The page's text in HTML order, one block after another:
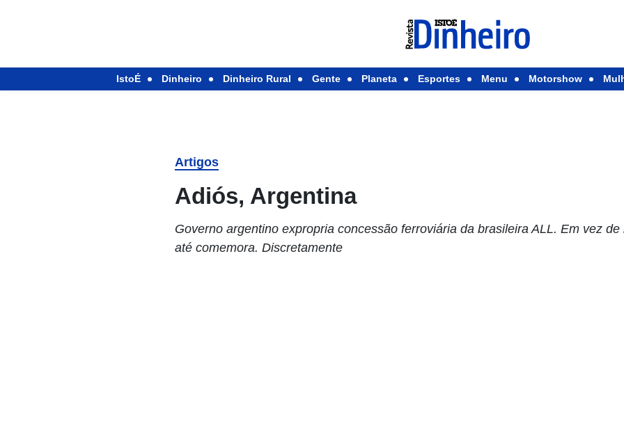
IstoÉ Dinheiro Dinheiro Rural Gente Planeta Esportes Menu Motorshow
Artigos
Adiós, Argentina
Governo argentino expropria concessão ferroviária da brasileira ALL. Em vez
até comemora. Discretamente